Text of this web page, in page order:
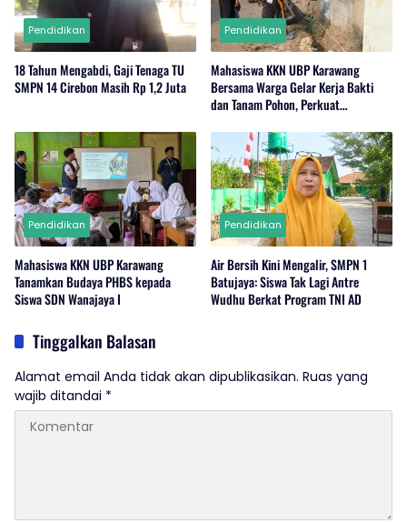
Pendidikan
18 Tahun Mengabdi, Gaji Tenaga TU
SMPN 14 Cirebon Masih Rp 1,2 Juta
Pendidikan
Mahasiswa KKN UBP Karawang
Bersama Warga Gelar Kerja Bakti
dan Tanam Pohon, Perkuat
Pendidikan
Mahasiswa KKN UBP Karawang
Tanamkan Budaya PHBS kepada
Siswa SDN Wanajaya I
Pendidikan
Air Bersih Kini Mengalir, SMPN 1
Batujaya: Siswa Tak Lagi Antre
Wudhu Berkat Program TNI AD
Tinggalkan Balasan
Alamat email Anda tidak akan dipublikasikan. Ruas yang
wajib ditandai *